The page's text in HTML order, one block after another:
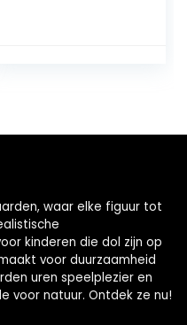
waar elke figuur tot
kinderen die dol zijn op
voor duurzaamheid
uren speelplezier en
voor natuur. Ontdek ze nu!